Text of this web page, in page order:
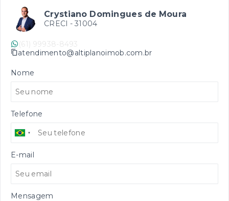
Crystiano Domingues de Moura
CRECI - 31004
(61) 99938-8493
atendimento@altiplanoimob.com.br
Nome
Telefone
E-mail
Mensagem